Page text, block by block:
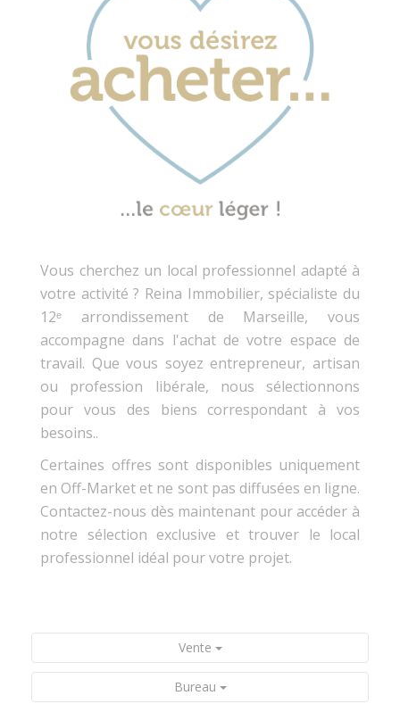
Vous cherchez un local professionnel adapté à
votre activité ? Reina Immobilier, spécialiste du
12ᵉ arrondissement de Marseille, vous
accompagne dans l'achat de votre espace de
travail. Que vous soyez entrepreneur, artisan
ou profession libérale, nous sélectionnons
pour vous des biens correspondant à vos
besoins..
Certaines offres sont disponibles uniquement
en Off-Market et ne sont pas diffusées en ligne.
Contactez-nous dès maintenant pour accéder à
notre sélection exclusive et trouver le local
professionnel idéal pour votre projet.
Vente
Bureau